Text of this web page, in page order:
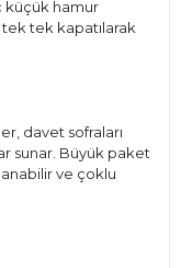
küçük hamur
tek tek kapatılarak
davet sofraları
sunar. Büyük paket
ve çoklu